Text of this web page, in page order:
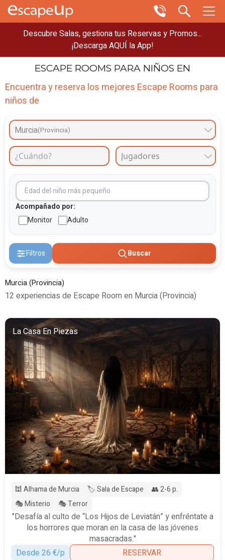
Descubre Salas, gestiona tus Reservas y Promos...
¡Descarga AQUÍ la App!
ESCAPE ROOMS PARA NIÑOS EN
Encuentra y reserva los mejores Escape Rooms para
niños de
Murcia(Provincia)
Acompañado por:
Monitor
Adulto
Filtros Buscar
Murcia (Provincia)
12 experiencias de Escape Room en Murcia (Provincia)
La Casa En Piezas
🕍 Alhama de Murcia 🏷️ Sala de Escape
👥 2-6 p.
🎭 Misterio
🎭 Terror
"Desafía al culto de “Los Hijos de Leviatán” y enfréntate a
los horrores que moran en la casa de las jóvenes
masacradas."
Desde 26 €/p
RESERVAR